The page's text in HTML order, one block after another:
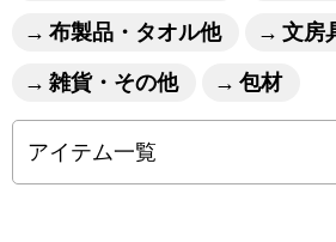
布製品・タオル他 文房
雑貨・その他 包材
アイテム一覧